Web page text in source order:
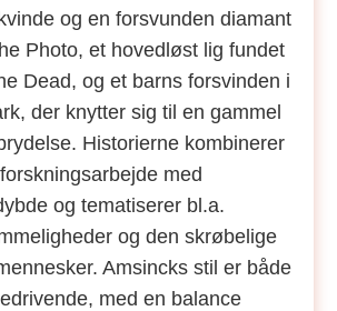
og en forsvunden diamant
Photo, et hovedløst lig fundet
Dead, og et barns forsvinden i
der knytter sig til en gammel
Historierne kombinerer
med
og tematiserer bl.a.
og den skrøbelige
Amsincks stil er både
med en balance